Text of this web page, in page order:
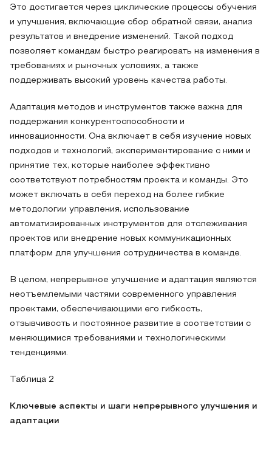
Это достигается через циклические процессы обучения
и улучшения, включающие сбор обратной связи, анализ
результатов и внедрение изменений. Такой подход
позволяет командам быстро реагировать на изменения в
требованиях и рыночных условиях, а также
поддерживать высокий уровень качества работы.
Адаптация методов и инструментов также важна для
поддержания конкурентоспособности и
инновационности. Она включает в себя изучение новых
подходов и технологий, экспериментирование с ними и
принятие тех, которые наиболее эффективно
соответствуют потребностям проекта и команды. Это
может включать в себя переход на более гибкие
методологии управления, использование
автоматизированных инструментов для отслеживания
проектов или внедрение новых коммуникационных
платформ для улучшения сотрудничества в команде.
В целом, непрерывное улучшение и адаптация являются
неотъемлемыми частями современного управления
проектами, обеспечивающими его гибкость,
отзывчивость и постоянное развитие в соответствии с
меняющимися требованиями и технологическими
тенденциями.
Таблица 2
Ключевые аспекты и шаги непрерывного улучшения и
адаптации